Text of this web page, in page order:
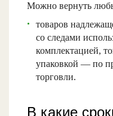
Можно вернуть
товаров
со следами
комплектацией,
упаковкой — по
торговли.
В какие